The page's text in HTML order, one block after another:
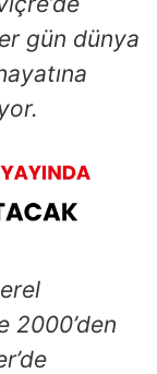
gün dünya
2000’den